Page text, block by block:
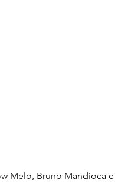
Melo, Bruno Mandioca e